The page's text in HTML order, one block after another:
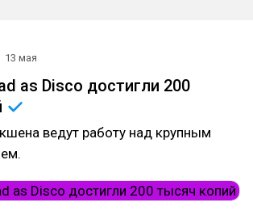
13 мая
as Disco достигли 200
ведут работу над крупным